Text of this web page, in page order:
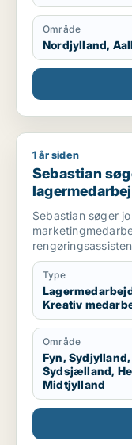
Område
Nordjylland,
Sebastian søger
1 år siden
Sebastian
medarbejder
Sebastian søger
Type
Kreativ
Område
Fyn,
Sydsjælland,
Midtjylland